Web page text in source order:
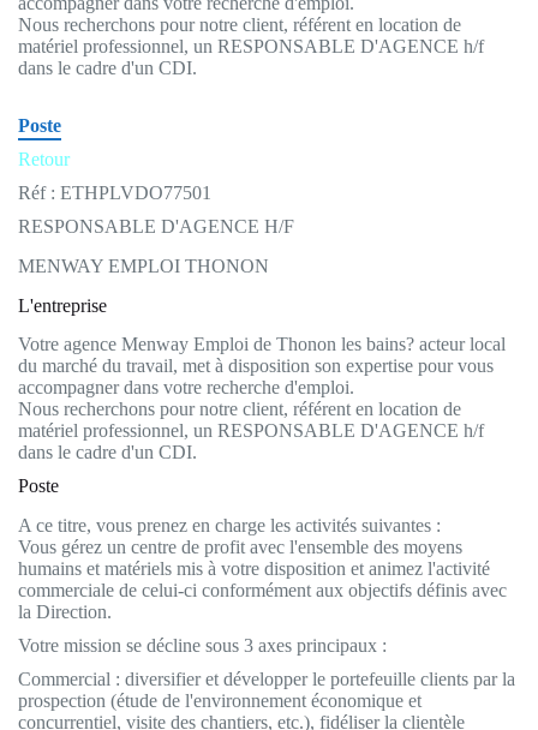
Nous recherchons pour notre client, référent en location de
matériel professionnel, un RESPONSABLE D'AGENCE h/f
dans le cadre d'un CDI.
Poste
Retour
Réf : ETHPLVDO77501
RESPONSABLE D'AGENCE H/F
MENWAY EMPLOI THONON
L'entreprise
Votre agence Menway Emploi de Thonon les bains? acteur local
du marché du travail, met à disposition son expertise pour vous
accompagner dans votre recherche d'emploi.
Nous recherchons pour notre client, référent en location de
matériel professionnel, un RESPONSABLE D'AGENCE h/f
dans le cadre d'un CDI.
Poste
A ce titre, vous prenez en charge les activités suivantes :
Vous gérez un centre de profit avec l'ensemble des moyens
humains et matériels mis à votre disposition et animez l'activité
commerciale de celui-ci conformément aux objectifs définis avec
la Direction.
Votre mission se décline sous 3 axes principaux :
Commercial : diversifier et développer le portefeuille clients par la
prospection (étude de l'environnement économique et
concurrentiel, visite des chantiers, etc.), fidéliser la clientèle